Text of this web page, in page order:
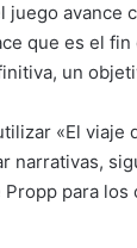
juego avance
que es el fin
un
«El viaje
narrativas,
para los